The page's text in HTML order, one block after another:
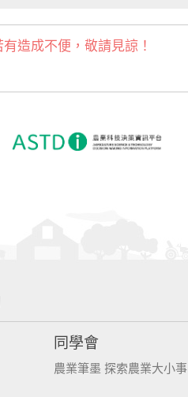
造成不便，敬請見諒！
同學會
農業筆墨 探索農業大小事